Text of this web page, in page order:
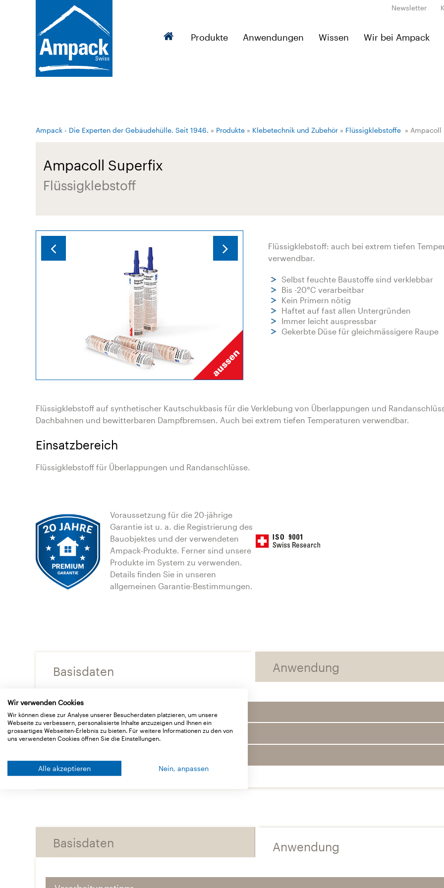
Newsletter
Produkte Anwendungen Wissen Wir bei Ampack
Ampack - Die Experten der Gebäudehülle. Seit 1946. » Produkte » Klebetechnik und Zubehör » Flüssigklebstoffe » Ampacoll
Ampacoll Superfix
Flüssigklebstoff
Flüssigklebstoff: auch bei extrem tiefen
verwendbar.
Selbst feuchte Baustoffe sind verklebbar
Bis -20°C verarbeitbar
Kein Primern nötig
Haftet auf fast allen Untergründen
Immer leicht auspressbar
Gekerbte Düse für gleichmässigere Raupe
Flüssigklebstoff auf synthetischer Kautschukbasis für die Verklebung von Überlappungen und
Dachbahnen und bewitterbaren Dampfbremsen. Auch bei extrem tiefen Temperaturen verwendbar.
Einsatzbereich
Flüssigklebstoff für Überlappungen und Randanschlüsse.
Voraussetzung für die 20-jährige
Garantie ist u. a. die Registrierung des
Bauobjektes und der verwendeten
Ampack-Produkte. Ferner sind unsere
Produkte im System zu verwenden.
Details finden Sie in unseren
allgemeinen Garantie-Bestimmungen.
Basisdaten Anwendung
Lieferformen
Technische Daten
Basisdaten Anwendung
Wir verwenden Cookies
Wir können diese zur Analyse unserer Besucherdaten platzieren, um unsere
Webseite zu verbessern, personalisierte Inhalte anzuzeigen und Ihnen ein
grossartiges Webseiten-Erlebnis zu bieten. Für weitere Informationen zu den von
uns verwendeten Cookies öffnen Sie die Einstellungen.
Alle akzeptieren Nein, anpassen